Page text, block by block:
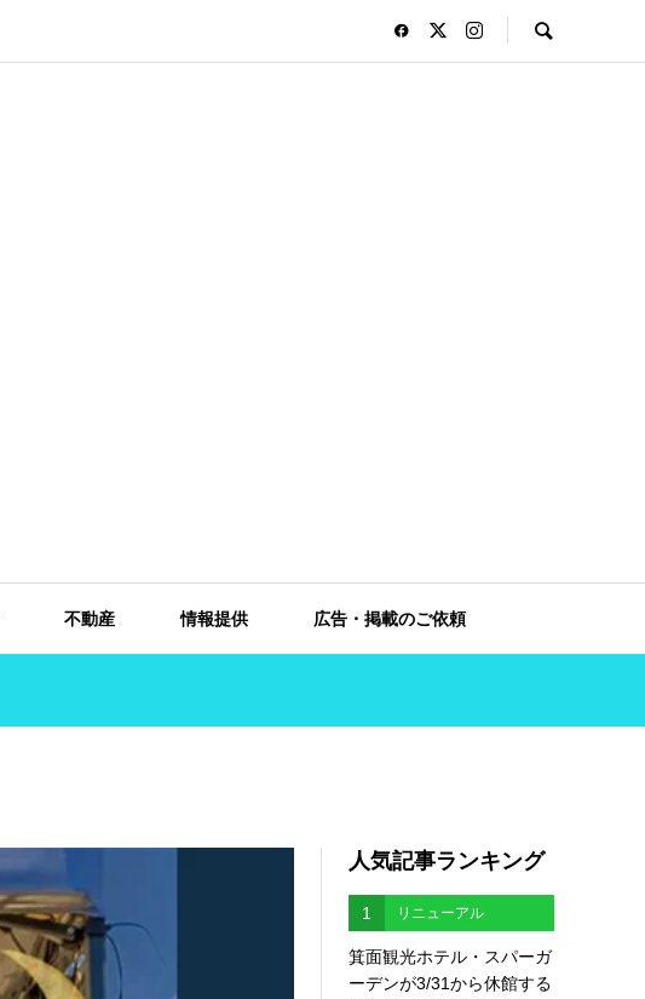
不動産 情報提供 広告・掲載のご依頼
人気記事ランキング
1 リニューアル
箕面観光ホテル・スパーガ
ーデンが3/31から休館する